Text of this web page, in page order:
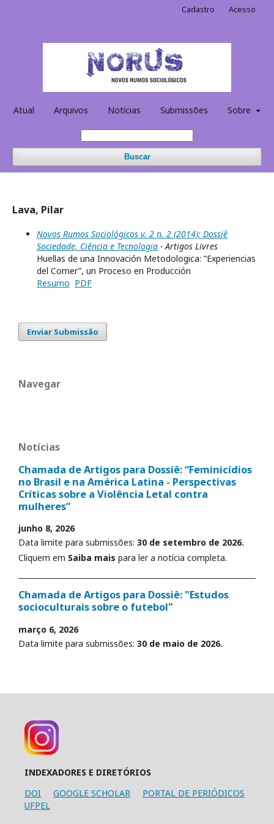
Atual Arquivos Notícias Submissões Sobre
Buscar
Cadastro Acesso
Lava, Pilar
Novos Rumos Sociológicos v. 2 n. 2 (2014): Dossiê
Sociedade, Ciência e Tecnologia - Artigos Livres
Huellas de una Innovación Metodologica: “Experiencias
del Comer”, un Proceso en Producción
Resumo PDF
Enviar Submissão
Navegar
Notícias
Chamada de Artigos para Dossiê: “Feminicídios
no Brasil e na América Latina - Perspectivas
Críticas sobre a Violência Letal contra
mulheres”
junho 8, 2026
Data limite para submissões: 30 de setembro de 2026.
Cliquem em Saiba mais para ler a notícia completa.
Chamada de Artigos para Dossiê: "Estudos
socioculturais sobre o futebol"
março 6, 2026
Data limite para submissões: 30 de maio de 2026.
INDEXADORES E DIRETÓRIOS
DOI
GOOGLE SCHOLAR
PORTAL DE PERIÓDICOS
UFPEL